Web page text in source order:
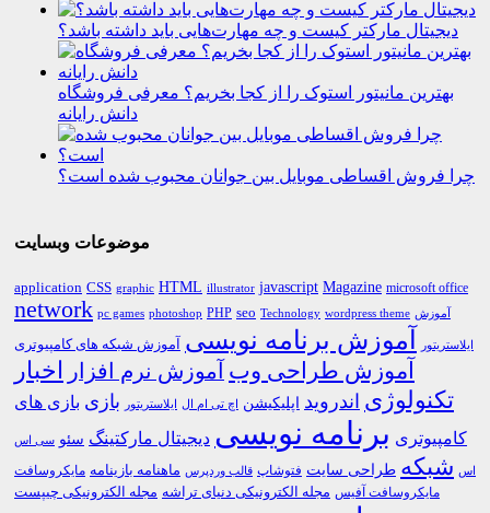
دیجیتال مارکتر کیست و چه مهارت‌هایی باید داشته باشد؟
بهترین مانیتور استوک را از کجا بخریم؟ معرفی فروشگاه
دانش رایانه
چرا فروش اقساطی موبایل بین جوانان محبوب شده است؟
موضوعات وبسایت
application CSS graphic HTML illustrator javascript Magazine microsoft office
network pc games photoshop PHP seo Technology wordpress theme آموزش
ایلاستریتور آموزش برنامه نویسی آموزش شبکه های کامپیوتری
آموزش طراحی وب آموزش نرم افزار اخبار
تکنولوژی اندروید اپلیکیشن اچ تی ام ال ایلاستریتور بازی بازی های
کامپیوتری برنامه نویسی دیجیتال مارکتینگ سئو سی اس
اس شبکه طراحی سایت فتوشاپ قالب وردپرس ماهنامه بازینامه مایکروسافت
مایکروسافت آفیس مجله الکترونیکی دنیای تراشه مجله الکترونیکی چیپست